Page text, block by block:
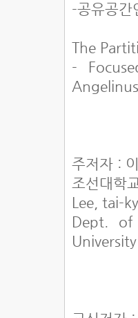
-공유공간
The
-
주저자 :
조선대학
Lee, tai-
Dept. of